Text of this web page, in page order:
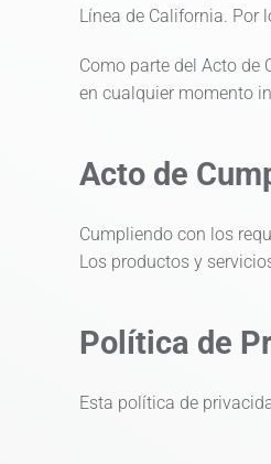
Línea de California. Por
Como parte del Acto de
en cualquier momento
Acto de
Cumpliendo con los
Los productos y
Política de
Esta política de